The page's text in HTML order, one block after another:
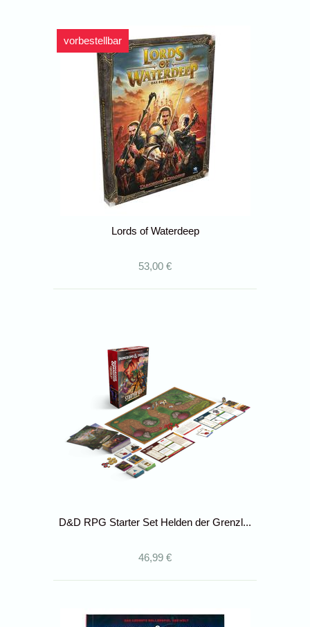
vorbestellbar
Lords of Waterdeep
53,00 €
D&D RPG Starter Set Helden der Grenzl...
46,99 €